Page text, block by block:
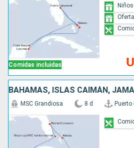
Comidas incluidas
MSC Grandiosa 8 d Puerto